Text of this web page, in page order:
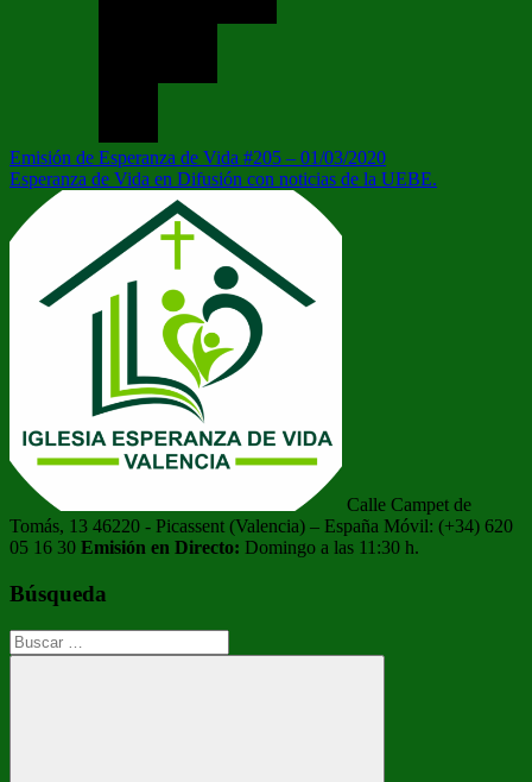
Navegación
de
entradas
Entrada
anterior:
Emisión de Esperanza de Vida #205 – 01/03/2020
Siguiente
entrada:
Esperanza de Vida en Difusión con noticias de la UEBE.
Calle Campet de
Tomás, 13 46220 - Picassent (Valencia) – España Móvil: (+34) 620
05 16 30 Emisión en Directo: Domingo a las 11:30 h.
Búsqueda
Buscar: